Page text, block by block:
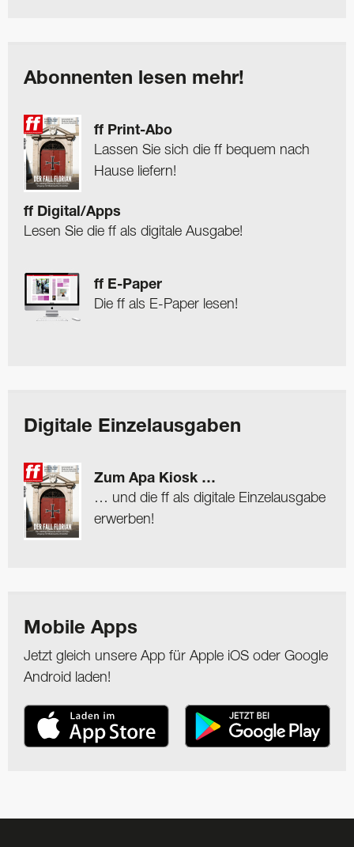
Abonnenten lesen mehr!
ff Print-Abo
Lassen Sie sich die ff bequem nach
Hause liefern!
ff Digital/Apps
Lesen Sie die ff als digitale Ausgabe!
ff E-Paper
Die ff als E-Paper lesen!
Digitale Einzelausgaben
Zum Apa Kiosk …
… und die ff als digitale Einzelausgabe
erwerben!
Mobile Apps
Jetzt gleich unsere App für Apple iOS oder Google
Android laden!